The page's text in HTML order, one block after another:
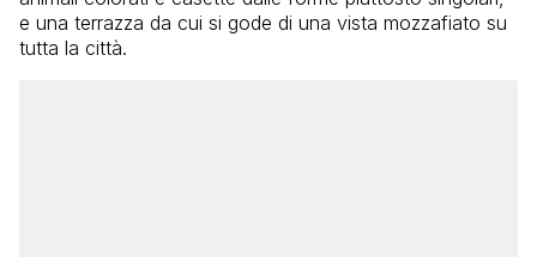
e una terrazza da cui si gode di una vista mozzafiato su
tutta la città.